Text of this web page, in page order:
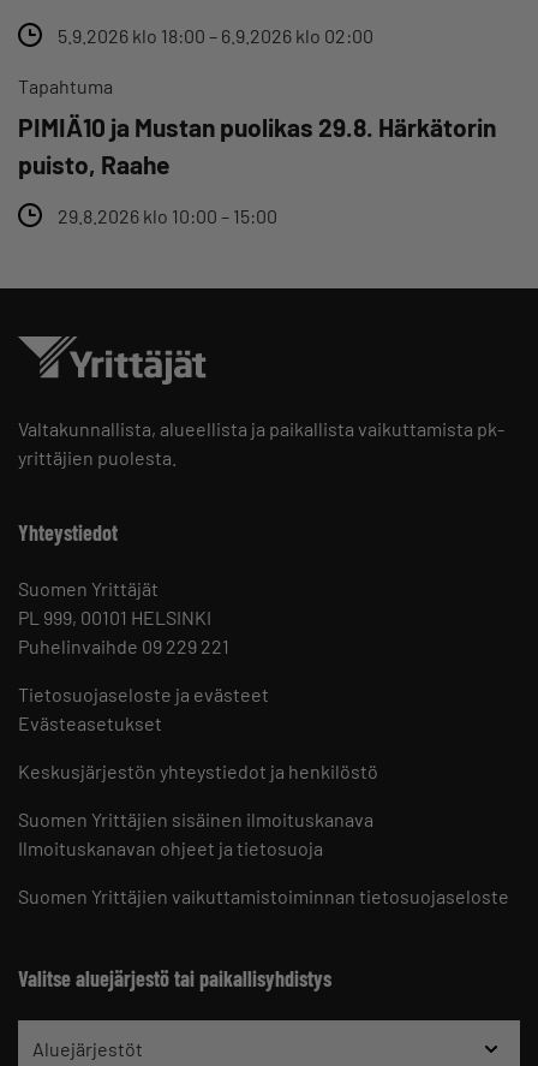
5.9.2026 klo 18:00 – 6.9.2026 klo 02:00
Tapahtuma
PIMIÄ10 ja Mustan puolikas 29.8. Härkätorin
puisto, Raahe
29.8.2026 klo 10:00 – 15:00
Valtakunnallista, alueellista ja paikallista vaikuttamista pk-
yrittäjien puolesta.
Yhteystiedot
Suomen Yrittäjät
PL 999, 00101 HELSINKI
Puhelinvaihde 09 229 221
Tietosuojaseloste ja evästeet
Evästeasetukset
Keskusjärjestön yhteystiedot ja henkilöstö
Suomen Yrittäjien sisäinen ilmoituskanava
Ilmoituskanavan ohjeet ja tietosuoja
Suomen Yrittäjien vaikuttamistoiminnan tietosuojaseloste
Valitse aluejärjestö tai paikallisyhdistys
Aluejärjestöt